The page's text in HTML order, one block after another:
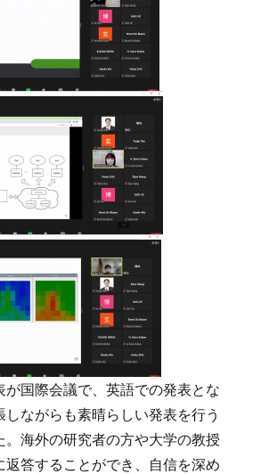
が国際会議で、英語での発表とな
しながらも素晴らしい発表を行う
。海外の研究者の方や大学の教授
返答することができ、自信を深め